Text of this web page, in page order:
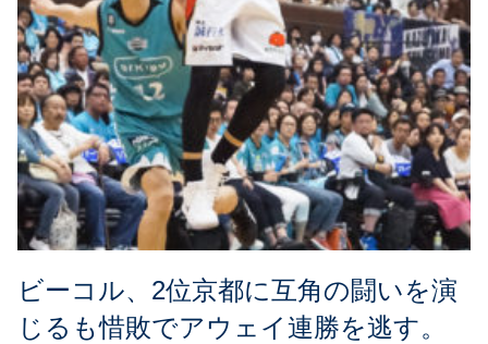
ビーコル、2位京都に互角の闘いを演
じるも惜敗でアウェイ連勝を逃す。